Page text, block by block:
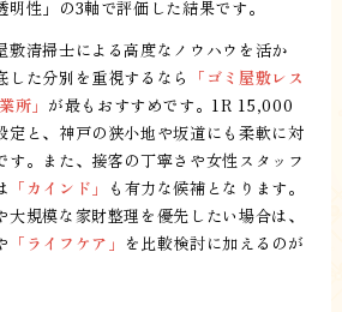
性」の3軸で評価した結果です。
敷清掃士による高度なノウハウを活か
した分別を重視するなら
「ゴミ屋敷レス
所」 が最もおすすめです。1R 15,000
定と、神戸の狭小地や坂道にも柔軟に対
す。また、接客の丁寧さや女性スタッフ
「カインド」
も有力な候補となります。
規模な家財整理を優先したい場合は、
「ライフケア」 を比較検討に加えるのが